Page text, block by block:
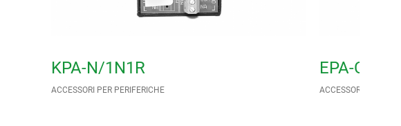
KPA-N/1N1R
ACCESSORI PER PERIFERICHE
EPA-C/1R
ACCESSORI PER